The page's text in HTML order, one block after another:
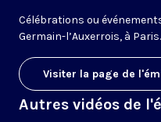
Célébrations ou
Germain-l’Auxerrois, à Paris.
Visiter la page de
Autres vidéos de